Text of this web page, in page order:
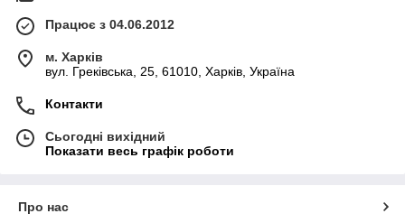
Працює з 04.06.2012
м. Харків
вул. Греківська, 25, 61010, Харків, Україна
Контакти
Сьогодні вихідний
Показати весь графік роботи
Про нас